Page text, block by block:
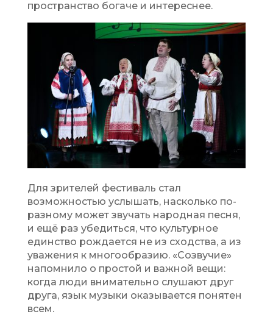
пространство богаче и интереснее.
Для зрителей фестиваль стал
возможностью услышать, насколько по-
разному может звучать народная песня,
и ещё раз убедиться, что культурное
единство рождается не из сходства, а из
уважения к многообразию. «Созвучие»
напомнило о простой и важной вещи:
когда люди внимательно слушают друг
друга, язык музыки оказывается понятен
всем.